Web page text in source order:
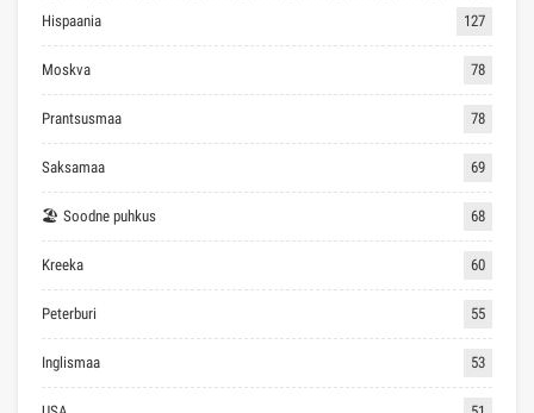
Hispaania 127
Moskva 78
Prantsusmaa 78
Saksamaa 69
🏖 Soodne puhkus 68
Kreeka 60
Peterburi 55
Inglismaa 53